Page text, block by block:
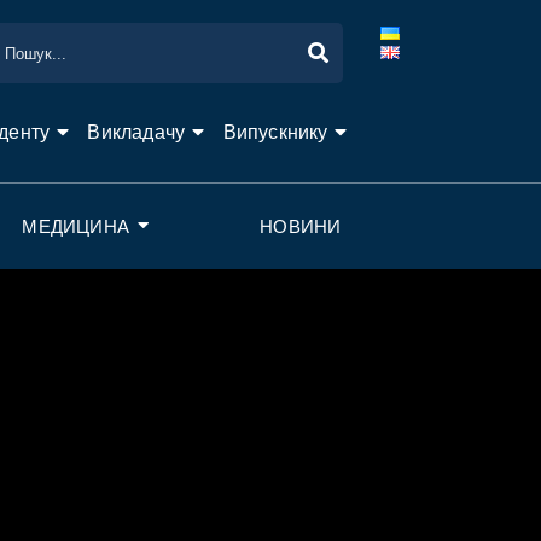
Викладачу Випускнику
МЕДИЦИНА НОВИНИ